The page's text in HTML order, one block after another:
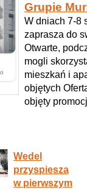
Grupie
W dniach 7-8
zaprasza do
Otwarte,
mogli
mieszkań i
objętych
objęty
Wedel
przyspiesza
w pierwszym